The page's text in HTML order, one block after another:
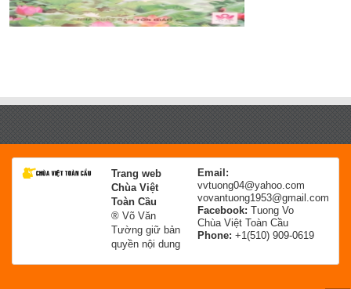
Trang web
Chùa Việt
Toàn Cầu
® Võ Văn
Tường giữ bản
quyền nội dung
Email:
vvtuong04@yahoo.com
vovantuong1953@gmail.com
Facebook: Tuong Vo
Chùa Việt Toàn Cầu
Phone: +1(510) 909-0619